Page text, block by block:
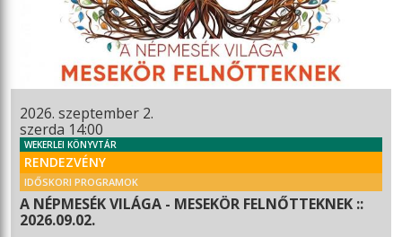
2026. szeptember 2.
szerda 14:00
WEKERLEI KÖNYVTÁR
RENDEZVÉNY
IDŐSKORI PROGRAMOK
A NÉPMESÉK VILÁGA - MESEKÖR FELNŐTTEKNEK ::
2026.09.02.